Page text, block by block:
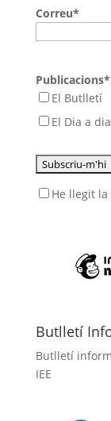
Correu*
El Butlletí
El Dia a dia
He llegit
Butlletí
Butlletí
IEE